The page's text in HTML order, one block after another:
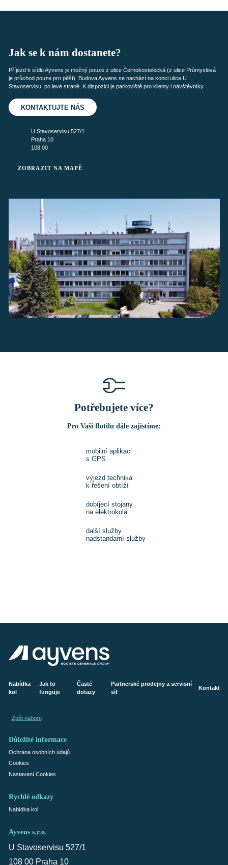
Jak se k nám dostanete?
Příjezd k sídlu Ayvens je možný pouze z ulice Černokostelecká (z ulice Průmyslová
je průchod pouze pro pěší). Budova Ayvens se nachází na konci ulice U
Stavoservisu, po levé straně. K dispozici je parkoviště pro klienty i návštěvníky.
KONTAKTUJTE NÁS
U Stavoservisu 527/1
Praha 10
108 00
ZOBRAZIT NA MAPĚ
Potřebujete více?
Pro Vaši flotilu dále zajistíme:
mobilní aplikaci
s GPS
výjezd technika
k řešení obtíží
dobíjecí stojany
na elektrokola
další služby
nadstandarní služby
Nabídka
kol
Jak to
funguje
Časté
dotazy
Partnerské prodejny a servisní
síť
Kontakt
Zpět nahoru
Důležité informace
Ochrana osobních údajů
Cookies
Nastavení Cookies
Rychlé odkazy
Nabídka kol
Ayvens s.r.o.
U Stavoservisu 527/1
108 00 Praha 10